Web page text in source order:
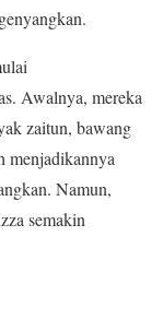
Awalnya, mereka
zaitun, bawang
menjadikannya
Namun,
semakin